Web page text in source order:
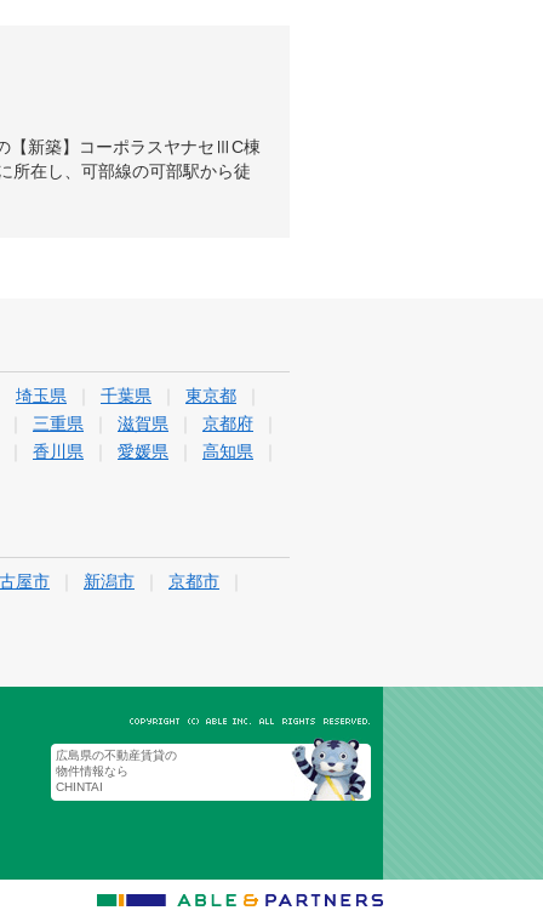
【新築】コーポラスヤナセⅢC棟
所在し、可部線の可部駅から徒
埼玉県 千葉県
東京都
三重県
滋賀県
京都府
香川県
愛媛県 高知県
屋市 新潟市 京都市
広島県の不動産賃貸の
物件情報なら
CHINTAI